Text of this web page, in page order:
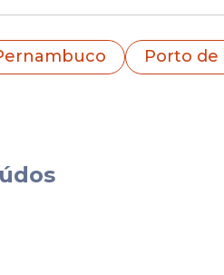
Fizemos o dever de
a gente pudesse ser
Porto de